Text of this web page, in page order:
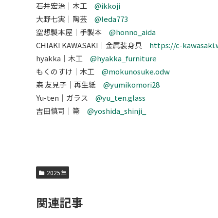
石井宏治｜木工 @ikkoji
大野七実｜陶芸 @leda773
空想製本屋｜手製本 @honno_aida
CHIAKI KAWASAKI｜金属装身具 https://c-
hyakka｜木工 @hyakka_furniture
もくのすけ｜木工 @mokunosuke.odw
森 友見子｜再生紙 @yumikomori28
Yu-ten｜ガラス @yu_ten.glass
吉田慎司｜箒 @yoshida_shinji_
2025年
関連記事